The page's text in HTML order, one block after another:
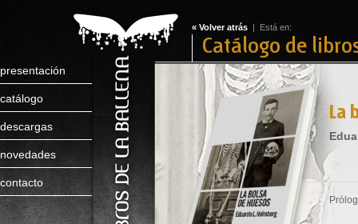
presentación
catálogo
descargas
novedades
contacto
« Volver atrás | Está en:
Catálogo de
La